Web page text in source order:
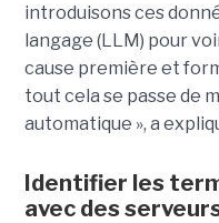
introduisons ces
langage (LLM) pour
cause première et
tout cela se passe de
automatique », a
Identifier les
avec des